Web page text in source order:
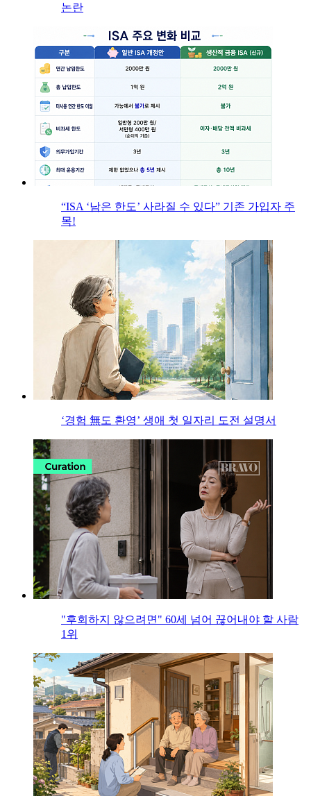
논란
“ISA ‘남은 한도’ 사라질 수 있다” 기존 가입자 주
목!
‘경험 無도 환영’ 생애 첫 일자리 도전 설명서
"후회하지 않으려면" 60세 넘어 끊어내야 할 사람
1위